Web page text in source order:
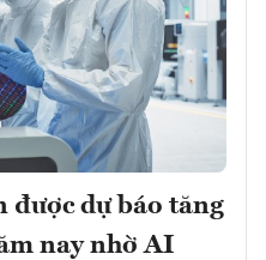
được dự báo tăng
nay nhờ AI